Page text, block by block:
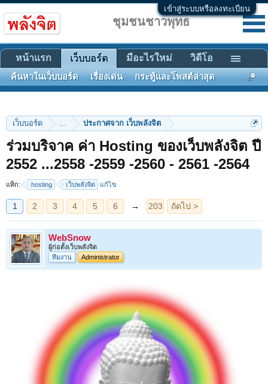
เข้าสู่ระบบหรือลงทะเบียน
เว็บบอร์ด ... ประกาศจาก เว็บพลังจิต
ร่วมบริจาค ค่า Hosting ของเว็บพลังจิต ปี
2552 ...2558 -2559 -2560 - 2561 -2564
แท็ก: hosting เว็บพลังจิต แก้ไข
1 2 3 4 5 6 → 203 ถัดไป >
WebSnow
ผู้ก่อตั้งเว็บพลังจิต
ทีมงาน
Administrator
ชุมชนชาวพุทธ
หน้าแรก เว็บบอร์ด
ค้นหาในเว็บบอร์ด เรื่องเด่น กระทู้และโพสต์ล่าสุด
มีอะไรใหม่ วิดีโอ